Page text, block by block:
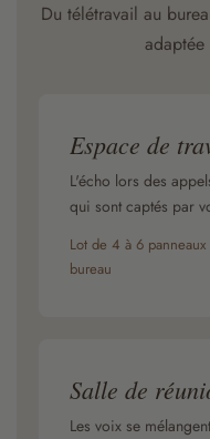
Du télétravail au
Espace de
L'écho lors des
qui sont captés par
Lot de 4 à 6
bureau
Salle de
Les voix se